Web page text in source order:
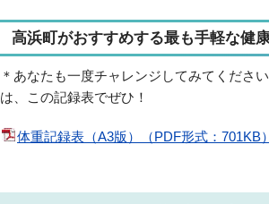
高浜町がおすすめする最も手軽な健
＊あなたも一度チャレンジしてみてくださ
は、この記録表でぜひ！
体重記録表（A3版）（PDF形式：701KB）